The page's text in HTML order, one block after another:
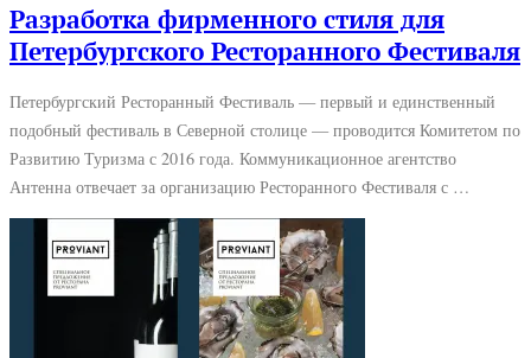
Разработка фирменного стиля для
Петербургского Ресторанного Фестиваля
Петербургский Ресторанный Фестиваль — первый и единственный
подобный фестиваль в Северной столице — проводится Комитетом по
Развитию Туризма с 2016 года. Коммуникационное агентство
Антенна отвечает за организацию Ресторанного Фестиваля с …